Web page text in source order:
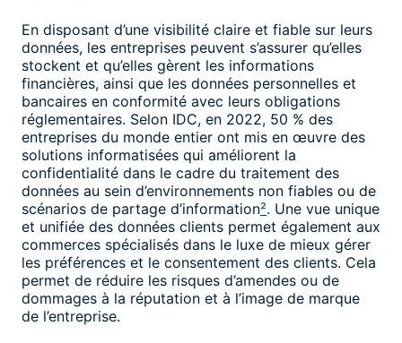
En disposant d’une visibilité claire et fiable sur leurs
données, les entreprises peuvent s’assurer qu’elles
stockent et qu’elles gèrent les informations
financières, ainsi que les données personnelles et
bancaires en conformité avec leurs obligations
réglementaires. Selon IDC, en 2022, 50 % des
entreprises du monde entier ont mis en œuvre des
solutions informatisées qui améliorent la
confidentialité dans le cadre du traitement des
données au sein d’environnements non fiables ou de
scénarios de partage d’information². Une vue unique
et unifiée des données clients permet également aux
commerces spécialisés dans le luxe de mieux gérer
les préférences et le consentement des clients. Cela
permet de réduire les risques d’amendes ou de
dommages à la réputation et à l’image de marque
de l’entreprise.